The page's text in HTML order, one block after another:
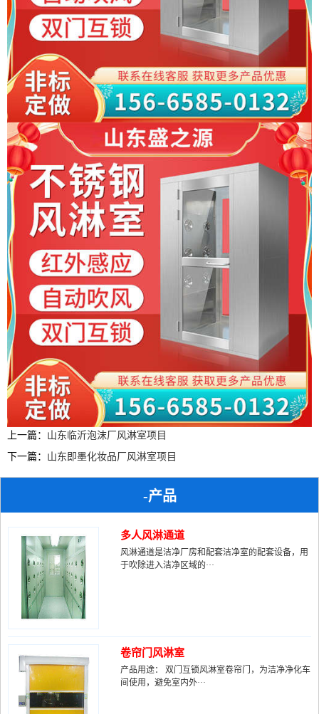
-产品
多人风淋通道
风淋通道是洁净厂房和配套洁净室的配套设备，用
于吹除进入洁净区域的···
卷帘门风淋室
产品用途： 双门互锁风淋室卷帘门，为洁净净化车
间使用，避免室内外···
上一篇： 山东临沂泡沫厂风淋室项目
下一篇： 山东即墨化妆品厂风淋室项目